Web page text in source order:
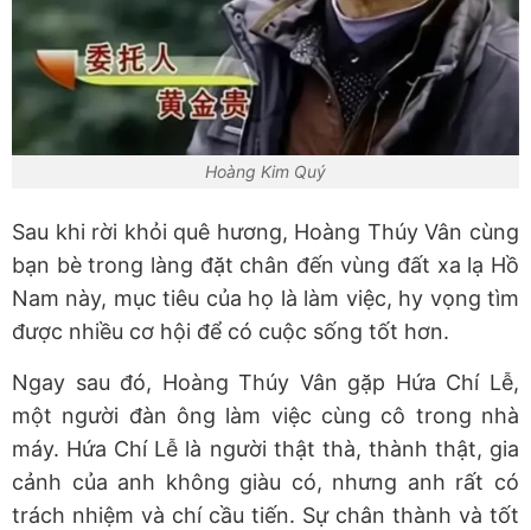
Hoàng Kim Quý
Sau khi rời khỏi quê hương, Hoàng Thúy Vân cùng
bạn bè trong làng đặt chân đến vùng đất xa lạ Hồ
Nam này, mục tiêu của họ là làm việc, hy vọng tìm
được nhiều cơ hội để có cuộc sống tốt hơn.
Ngay sau đó, Hoàng Thúy Vân gặp Hứa Chí Lễ,
một người đàn ông làm việc cùng cô trong nhà
máy. Hứa Chí Lễ là người thật thà, thành thật, gia
cảnh của anh không giàu có, nhưng anh rất có
trách nhiệm và chí cầu tiến. Sự chân thành và tốt